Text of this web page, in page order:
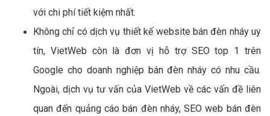
với chi phí tiết kiệm nhất.
Không chỉ có dịch vụ thiết kế website bán đèn nháy uy
tín, VietWeb còn là đơn vị hỗ trợ SEO top 1 trên
Google cho doanh nghiệp bán đèn nháy có nhu cầu.
Ngoài, dịch vụ tư vấn của VietWeb về các vấn đề liên
quan đến quảng cáo bán đèn nháy, SEO web bán đèn